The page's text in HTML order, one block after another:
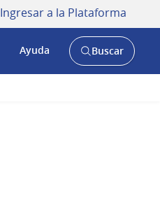
Ingresar a la Plataforma
Ayuda
AbrirBuscar